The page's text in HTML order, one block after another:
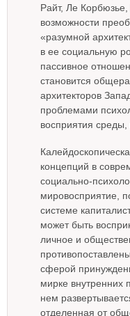
Райт, Ле
возможности
«разумной
в ее социальную
пассивное
становится
архитекторов
проблемами
восприятия среды,
концепций в
социально-
мировосприятие,
системе
может быть
личное и
сферой
мирке
нем
отделенная от